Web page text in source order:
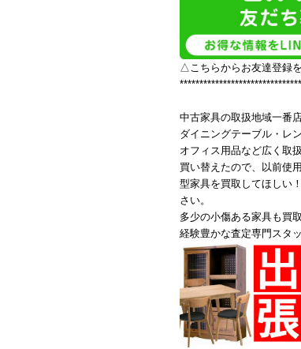
△こちらからお友達登録
中古家具の取扱地域一番
ダイニングテーブル・レ
オフィス用品など広く取
買い替えたので、以前使
型家具を買取してほしい
さい。
多少の小傷ある家具も買
経験豊かな査定専門スタ